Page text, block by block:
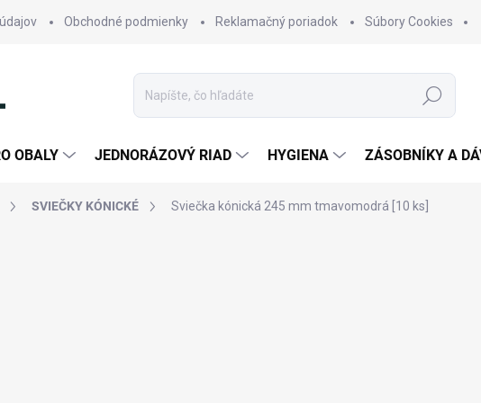
Obchodné podmienky Reklamačný poriadok Súbory Cookies
Hľadať
OBALY JEDNORÁZOVÝ RIAD HYGIENA ZÁSOBNÍKY A
SVIEČKY KÓNICKÉ Sviečka kónická 245 mm tmavomodrá [10 ks]